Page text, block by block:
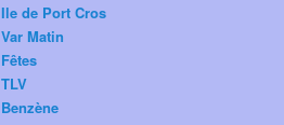
Ile de Port Cros
Var Matin
Fêtes
TLV
Benzène